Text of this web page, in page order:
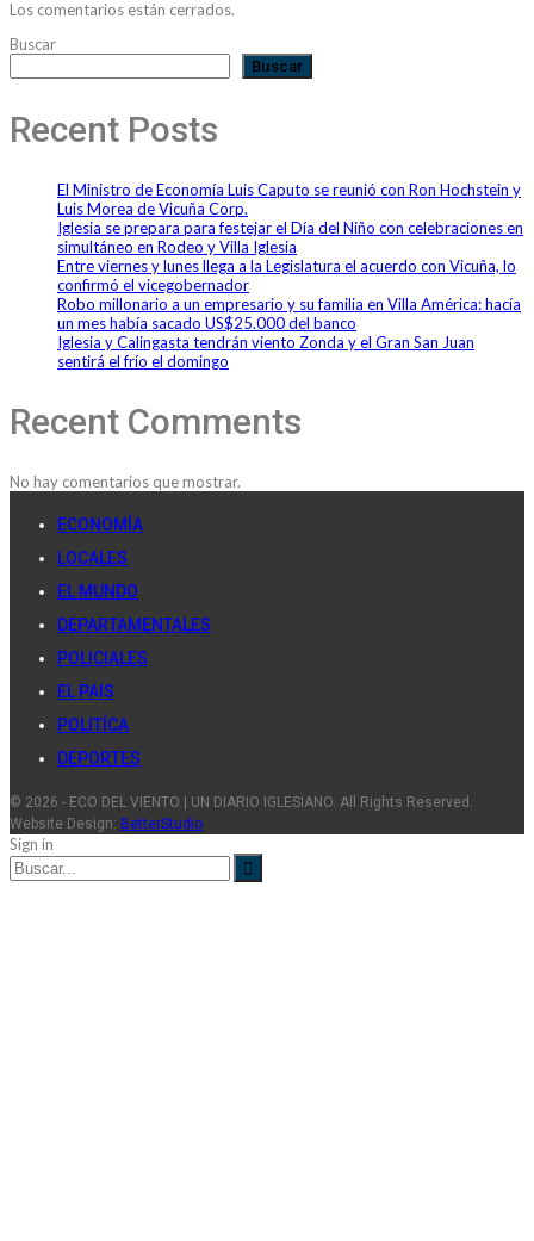
Los comentarios están cerrados.
Buscar
Buscar
Recent Posts
El Ministro de Economía Luis Caputo se reunió con Ron Hochstein y
Luis Morea de Vicuña Corp.
Iglesia se prepara para festejar el Día del Niño con celebraciones en
simultáneo en Rodeo y Villa Iglesia
Entre viernes y lunes llega a la Legislatura el acuerdo con Vicuña, lo
confirmó el vicegobernador
Robo millonario a un empresario y su familia en Villa América: hacía
un mes había sacado US$25.000 del banco
Iglesia y Calingasta tendrán viento Zonda y el Gran San Juan
sentirá el frío el domingo
Recent Comments
No hay comentarios que mostrar.
ECONOMÍA
LOCALES
EL MUNDO
DEPARTAMENTALES
POLICIALES
EL PAIS
POLITÍCA
DEPORTES
© 2026 - ECO DEL VIENTO | UN DIARIO IGLESIANO. All Rights Reserved.
Website Design: BetterStudio
Sign in